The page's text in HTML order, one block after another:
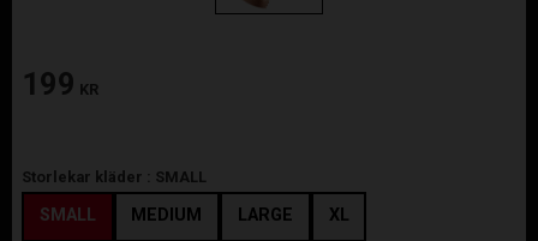
199 KR
Storlekar kläder : SMALL
SMALL MEDIUM LARGE XL